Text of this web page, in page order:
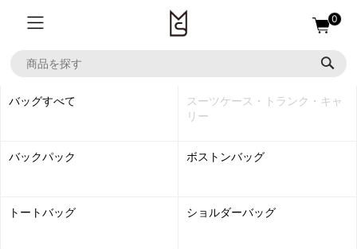
0
バッグすべて
スーツケース・トランク・キャ
リー
バックパック ボストンバッグ
トートバッグ ショルダーバッグ